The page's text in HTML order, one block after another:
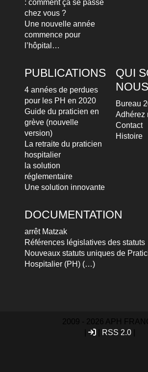
: comment ça se passe
chez vous ?
Une nouvelle année
commence pour
l’hôpital…
PUBLICATIONS
4 années de perdues
pour les PH en 2020
Guide du praticien en
grève (nouvelle
version)
La retraite du praticien
hospitalier
la solution
réglementaire
Une solution innovante
QUI
Bureau
Adhérez
Contact
Histoire
DOCUMENTATION
arrêt Matzak
Références législatives des statuts
Nouveaux statuts uniques de
Hospitalier (PH) (…)
2009 - 2026 APH
RSS 2.0